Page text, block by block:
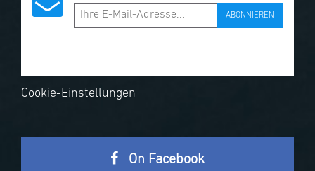
ABONNIEREN
Cookie-Einstellungen
On Facebook